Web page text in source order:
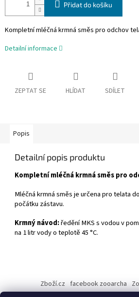
Přidat do košíku
Kompletní mléčná krmná směs pro odchov
Detailní informace
ZEPTAT SE HLÍDAT SDÍLET
Popis
Detailní popis produktu
Kompletní mléčná krmná směs pro
Mléčná krmná směs je určena pro telata
počátku zástavu.
Krmný návod:ředění MKS s vodou v
na 1 litr vody o teplotě 45 °C.
p
Zboží.cz facebook zooarcha